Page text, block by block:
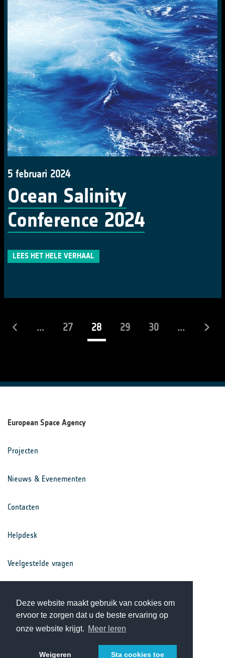
Deze website maakt gebruik van cookies om
ervoor te zorgen dat u de beste ervaring op
onze website krijgt. Meer leren
Weigeren Sta cookies toe
5 februari 2024
Ocean Salinity
Conference 2024
LEES HET HELE VERHAAL
... 27 28(actueel)
29 30 ...
European Space Agency
Projecten
Nieuws & Evenementen
Contacten
Helpdesk
Veelgestelde vragen
Privacy Statement